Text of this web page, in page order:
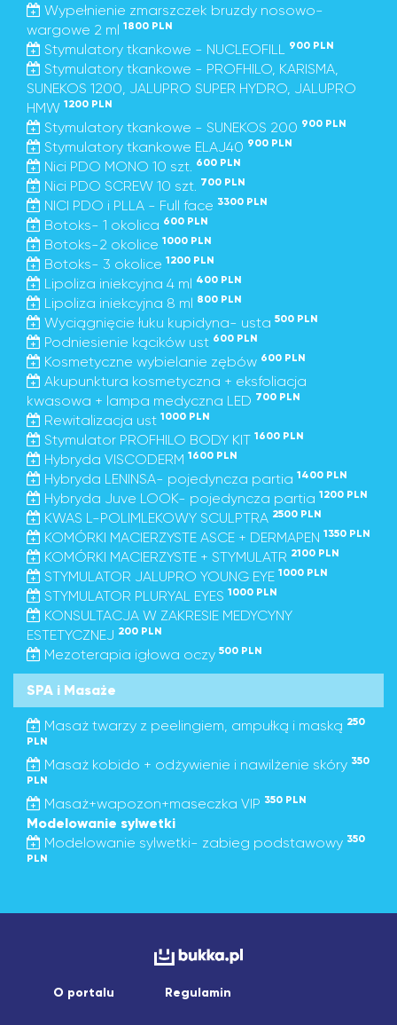
Wypełnienie zmarszczek bruzdy nosowo-
wargowe 2 ml 1800 PLN
Stymulatory tkankowe - NUCLEOFILL 900 PLN
Stymulatory tkankowe - PROFHILO, KARISMA,
SUNEKOS 1200, JALUPRO SUPER HYDRO, JALUPRO
HMW 1200 PLN
Stymulatory tkankowe - SUNEKOS 200 900 PLN
Stymulatory tkankowe ELAJ40 900 PLN
Nici PDO MONO 10 szt. 600 PLN
Nici PDO SCREW 10 szt. 700 PLN
NICI PDO i PLLA - Full face 3300 PLN
Botoks- 1 okolica 600 PLN
Botoks-2 okolice 1000 PLN
Botoks- 3 okolice 1200 PLN
Lipoliza iniekcyjna 4 ml 400 PLN
Lipoliza iniekcyjna 8 ml 800 PLN
Wyciągnięcie łuku kupidyna- usta 500 PLN
Podniesienie kącików ust 600 PLN
Kosmetyczne wybielanie zębów 600 PLN
Akupunktura kosmetyczna + eksfoliacja
kwasowa + lampa medyczna LED 700 PLN
Rewitalizacja ust 1000 PLN
Stymulator PROFHILO BODY KIT 1600 PLN
Hybryda VISCODERM 1600 PLN
Hybryda LENINSA- pojedyncza partia 1400 PLN
Hybryda Juve LOOK- pojedyncza partia 1200 PLN
KWAS L-POLIMLEKOWY SCULPTRA 2500 PLN
KOMÓRKI MACIERZYSTE ASCE + DERMAPEN 1350 PLN
KOMÓRKI MACIERZYSTE + STYMULATR 2100 PLN
STYMULATOR JALUPRO YOUNG EYE 1000 PLN
STYMULATOR PLURYAL EYES 1000 PLN
KONSULTACJA W ZAKRESIE MEDYCYNY
ESTETYCZNEJ 200 PLN
Mezoterapia igłowa oczy 500 PLN
SPA i Masaże
Masaż twarzy z peelingiem, ampułką i maską 250
PLN
Masaż kobido + odżywienie i nawilżenie skóry 350
PLN
Masaż+wapozon+maseczka VIP 350 PLN
Modelowanie sylwetki
Modelowanie sylwetki- zabieg podstawowy 350
PLN
O portalu Regulamin